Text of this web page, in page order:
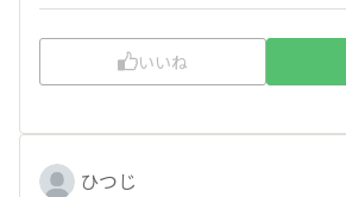
いいね
ひつじ